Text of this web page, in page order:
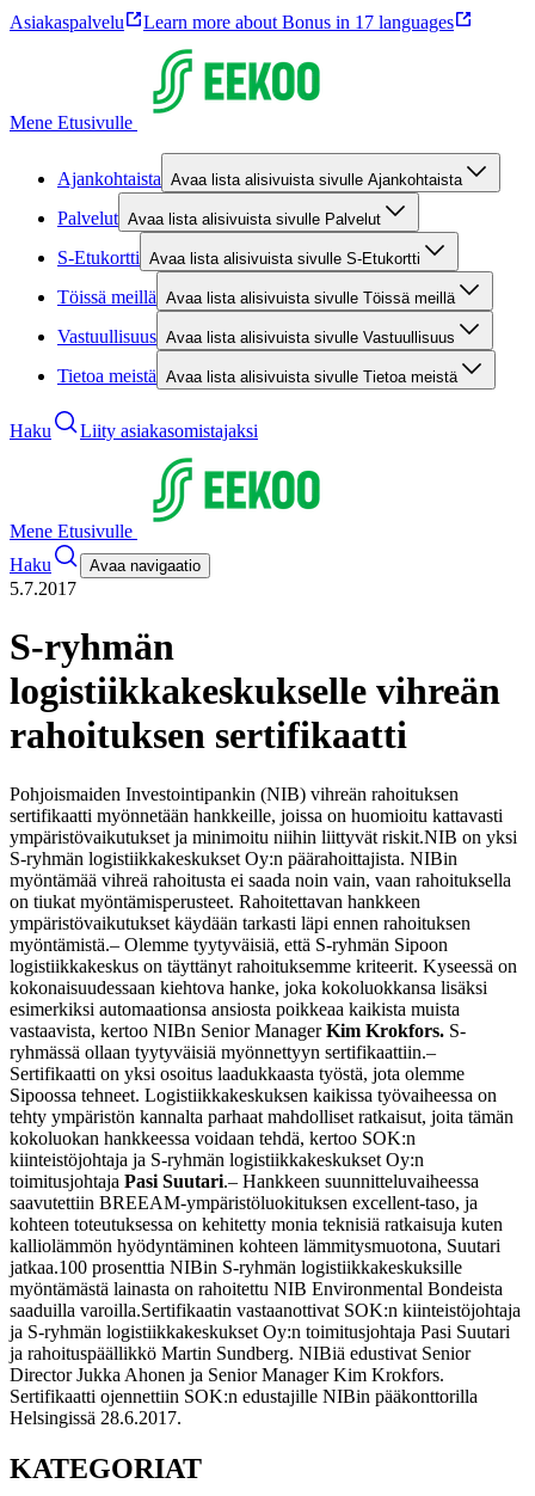
Asiakaspalvelu Learn more about Bonus in 17 languages
Mene Etusivulle
Ajankohtaista Avaa lista alisivuista sivulle Ajankohtaista
Palvelut Avaa lista alisivuista sivulle Palvelut
S-Etukortti Avaa lista alisivuista sivulle S-Etukortti
Töissä meillä Avaa lista alisivuista sivulle Töissä meillä
Vastuullisuus Avaa lista alisivuista sivulle Vastuullisuus
Tietoa meistä Avaa lista alisivuista sivulle Tietoa meistä
Haku Liity asiakasomistajaksi
Mene Etusivulle
Haku
Avaa navigaatio
5.7.2017
S-ryhmän
logistiikkakeskukselle vihreän
rahoituksen sertifikaatti
Pohjoismaiden Investointipankin (NIB) vihreän rahoituksen
sertifikaatti myönnetään hankkeille, joissa on huomioitu kattavasti
ympäristövaikutukset ja minimoitu niihin liittyvät riskit.NIB on yksi
S-ryhmän logistiikkakeskukset Oy:n päärahoittajista. NIBin
myöntämää vihreä rahoitusta ei saada noin vain, vaan rahoituksella
on tiukat myöntämisperusteet. Rahoitettavan hankkeen
ympäristövaikutukset käydään tarkasti läpi ennen rahoituksen
myöntämistä.– Olemme tyytyväisiä, että S-ryhmän Sipoon
logistiikkakeskus on täyttänyt rahoituksemme kriteerit. Kyseessä on
kokonaisuudessaan kiehtova hanke, joka kokoluokkansa lisäksi
esimerkiksi automaationsa ansiosta poikkeaa kaikista muista
vastaavista, kertoo NIBn Senior ManagerKim Krokfors. S-
ryhmässä ollaan tyytyväisiä myönnettyyn sertifikaattiin.–
Sertifikaatti on yksi osoitus laadukkaasta työstä, jota olemme
Sipoossa tehneet. Logistiikkakeskuksen kaikissa työvaiheessa on
tehty ympäristön kannalta parhaat mahdolliset ratkaisut, joita tämän
kokoluokan hankkeessa voidaan tehdä, kertoo SOK:n
kiinteistöjohtaja ja S-ryhmän logistiikkakeskukset Oy:n
toimitusjohtaja Pasi Suutari.– Hankkeen suunnitteluvaiheessa
saavutettiin BREEAM-ympäristöluokituksen excellent-taso, ja
kohteen toteutuksessa on kehitetty monia teknisiä ratkaisuja kuten
kalliolämmön hyödyntäminen kohteen lämmitysmuotona, Suutari
jatkaa.100 prosenttia NIBin S-ryhmän logistiikkakeskuksille
myöntämästä lainasta on rahoitettu NIB Environmental Bondeista
saaduilla varoilla.Sertifikaatin vastaanottivat SOK:n kiinteistöjohtaja
ja S-ryhmän logistiikkakeskukset Oy:n toimitusjohtaja Pasi Suutari
ja rahoituspäällikkö Martin Sundberg. NIBiä edustivat Senior
Director Jukka Ahonen ja Senior Manager Kim Krokfors.
Sertifikaatti ojennettiin SOK:n edustajille NIBin pääkonttorilla
Helsingissä 28.6.2017.
KATEGORIAT